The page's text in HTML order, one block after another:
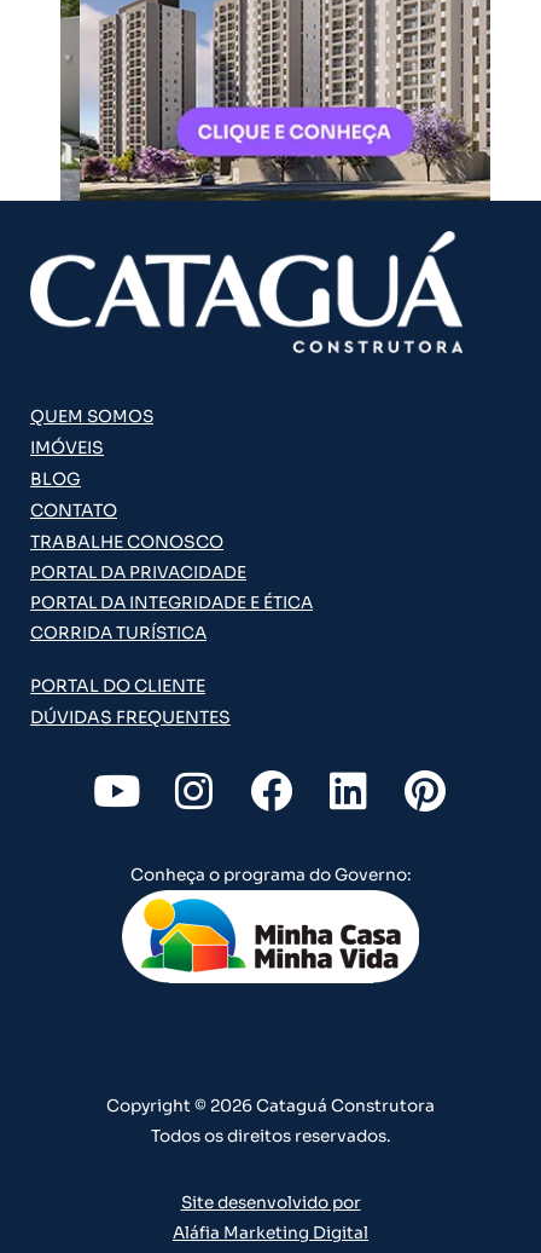
QUEM SOMOS
IMÓVEIS
BLOG
CONTATO
TRABALHE CONOSCO
PORTAL DA PRIVACIDADE
PORTAL DA INTEGRIDADE E ÉTICA
CORRIDA TURÍSTICA
PORTAL DO CLIENTE
DÚVIDAS FREQUENTES
Y
o
u
t
u
b
I
n
s
t
a
g
m
F
a
c
e
b
o
L
i
n
k
e
d
P
i
t
Conheça o programa do Governo:
Copyright © 2026 Cataguá Construtora
Todos os direitos reservados.
Site desenvolvido por
Aláfia Marketing Digital